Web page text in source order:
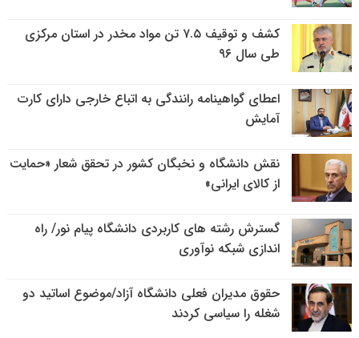
کشف و توقیف ۷.۵ تن مواد مخدر در استان مرکزی
طی سال ۹۶
اعطای گواهینامه رانندگی به اتباع خارجی دارای کارت
آمایش
نقش دانشگاه و نخبگان کشور در تحقق شعار «حمایت
از کالای ایرانی»
گسترش رشته های کاربردی دانشگاه پیام نور/ راه
اندازی شبکه نوآوری
حقوق مدیران فعلی دانشگاه آزاد/موضوع اساتید دو
شغله را سیاسی کردند